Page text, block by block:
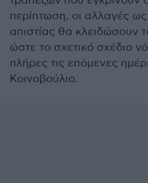
περίπτωση, οι αλλαγές
απιστίας θα κλειδώσουν
ώστε το σχετικό σχέδιο
πλήρες τις επόμενες
Κοινοβούλιο.